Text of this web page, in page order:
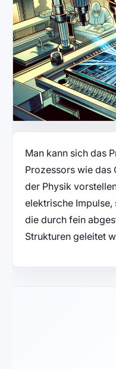
Man kann sich das
Prozessors wie das
der Physik
elektrische Impulse,
die durch fein
Strukturen geleitet